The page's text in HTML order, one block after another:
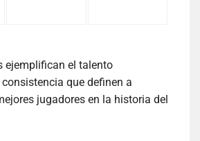
ejemplifican el talento
que definen a
jugadores en la historia del